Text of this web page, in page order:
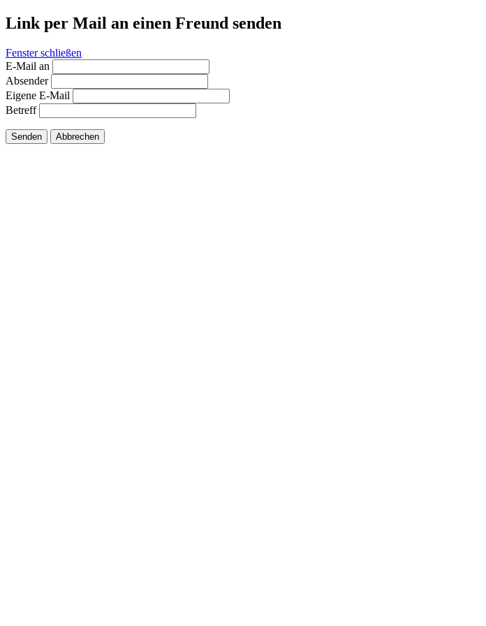
Link per Mail an einen Freund senden
Fenster schließen
E-Mail an
Absender
Eigene E-Mail
Betreff
Senden Abbrechen